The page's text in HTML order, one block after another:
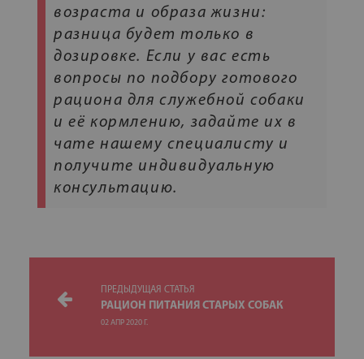
возраста и образа жизни:
разница будет только в
дозировке. Если у вас есть
вопросы по подбору готового
рациона для служебной собаки
и её кормлению, задайте их в
чате нашему специалисту и
получите индивидуальную
консультацию.
ПРЕДЫДУЩАЯ СТАТЬЯ
РАЦИОН ПИТАНИЯ СТАРЫХ СОБАК
02 АПР 2020 Г.